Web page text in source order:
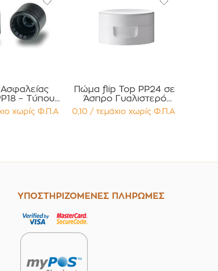
– Τύπου
/ Total Oval
Ροής
χωρίς Φ.Π.Α
Πώμα flip Top PP24 σε
Άσπρο Γυαλιστερό
Χρώμα Συσκευασία 12
τεμαχίων
0,10 / τεμάχιο χωρίς Φ.Π.Α
ΥΠΟΣΤΗΡΙΖΟΜΕΝΕΣ ΠΛΗΡΩΜΕΣ